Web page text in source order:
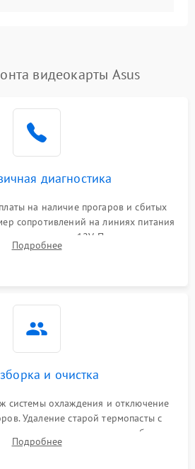
видеокарты Asus
диагностика
на наличие прогаров и сбитых
сопротивлений на линиях питания
разъемах 12V. Проверка на
дросселей питания GPU и
Подробнее
и очистка
системы охлаждения и отключение
Удаление старой термопасты с
чипа и термопрокладок с банок
Очистка платы от пыли и окислов.
Подробнее